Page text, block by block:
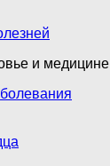
и медицине